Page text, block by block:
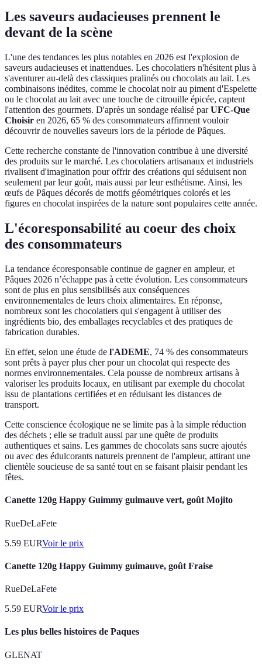
Les saveurs audacieuses prennent le
devant de la scène
L'une des tendances les plus notables en 2026 est l'explosion de
saveurs audacieuses et inattendues. Les chocolatiers n'hésitent plus à
s'aventurer au-delà des classiques pralinés ou chocolats au lait. Les
combinaisons inédites, comme le chocolat noir au piment d'Espelette
ou le chocolat au lait avec une touche de citrouille épicée, captent
l'attention des gourmets. D'après un sondage réalisé parUFC-Que
Choisir en 2026, 65 % des consommateurs affirment vouloir
découvrir de nouvelles saveurs lors de la période de Pâques.
Cette recherche constante de l'innovation contribue à une diversité
des produits sur le marché. Les chocolatiers artisanaux et industriels
rivalisent d'imagination pour offrir des créations qui séduisent non
seulement par leur goût, mais aussi par leur esthétisme. Ainsi, les
œufs de Pâques décorés de motifs géométriques colorés et les
figures en chocolat inspirées de la nature sont populaires cette année.
L'écoresponsabilité au coeur des choix
des consommateurs
La tendance écoresponsable continue de gagner en ampleur, et
Pâques 2026 n’échappe pas à cette évolution. Les consommateurs
sont de plus en plus sensibilisés aux conséquences
environnementales de leurs choix alimentaires. En réponse,
nombreux sont les chocolatiers qui s'engagent à utiliser des
ingrédients bio, des emballages recyclables et des pratiques de
fabrication durables.
En effet, selon une étude de l'ADEME, 74 % des consommateurs
sont prêts à payer plus cher pour un chocolat qui respecte des
normes environnementales. Cela pousse de nombreux artisans à
valoriser les produits locaux, en utilisant par exemple du chocolat
issu de plantations certifiées et en réduisant les distances de
transport.
Cette conscience écologique ne se limite pas à la simple réduction
des déchets ; elle se traduit aussi par une quête de produits
authentiques et sains. Les gammes de chocolats sans sucre ajoutés
ou avec des édulcorants naturels prennent de l'ampleur, attirant une
clientèle soucieuse de sa santé tout en se faisant plaisir pendant les
fêtes.
Canette 120g Happy Guimmy guimauve vert, goût Mojito
RueDeLaFete
5.59 EURVoir le prix
Canette 120g Happy Guimmy guimauve, goût Fraise
RueDeLaFete
5.59 EURVoir le prix
Les plus belles histoires de Paques
GLENAT